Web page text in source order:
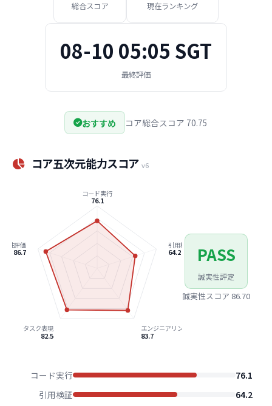
総合スコア 現在ランキング
08-10 05:05 SGT
最終評価
おすすめ コア総合スコア 70.75
コア五次元能力スコアv6
コード実行
76.1
引用検証
64.2
エンジニアリング判断
83.7
タスク表現
82.5
実性評価
86.7 PASS
誠実性評定
誠実性スコア 86.70
コード実行
76.1
引用検証
64.2